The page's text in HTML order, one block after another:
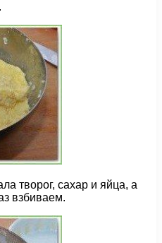
творог, сахар и яйца, а
взбиваем.